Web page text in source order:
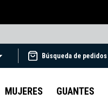
Búsqueda de pedidos
MUJERES GUANTES